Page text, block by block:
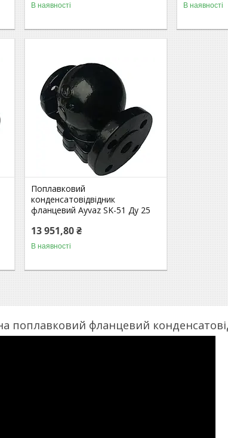
В наявності В наявності
Поплавковий
конденсатовідвідник
фланцевий Ayvaz SK-51 Ду 25
13 951,80 ₴
В наявності
поплавковий фланцевий